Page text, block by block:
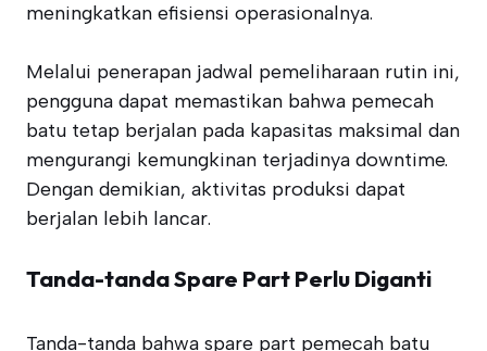
meningkatkan efisiensi operasionalnya.
Melalui penerapan jadwal pemeliharaan rutin ini,
pengguna dapat memastikan bahwa pemecah
batu tetap berjalan pada kapasitas maksimal dan
mengurangi kemungkinan terjadinya downtime.
Dengan demikian, aktivitas produksi dapat
berjalan lebih lancar.
Tanda-tanda Spare Part Perlu Diganti
Tanda-tanda bahwa spare part pemecah batu